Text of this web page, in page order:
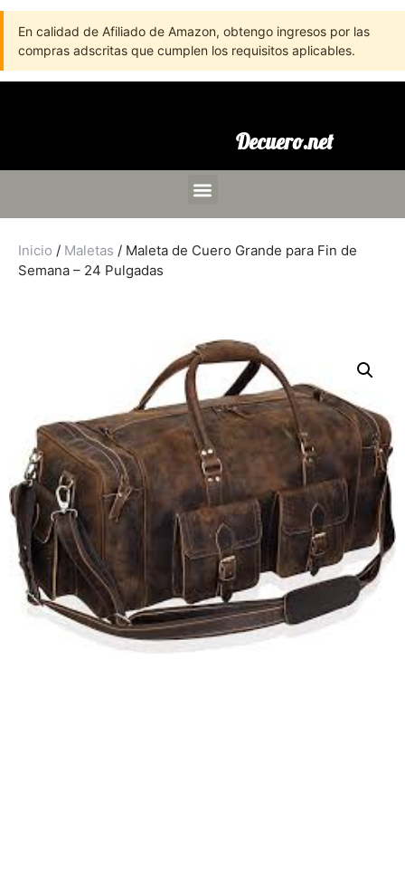
En calidad de Afiliado de Amazon, obtengo ingresos por las
compras adscritas que cumplen los requisitos aplicables.
Decuero.net
Inicio / Maletas / Maleta de Cuero Grande para Fin de
Semana – 24 Pulgadas